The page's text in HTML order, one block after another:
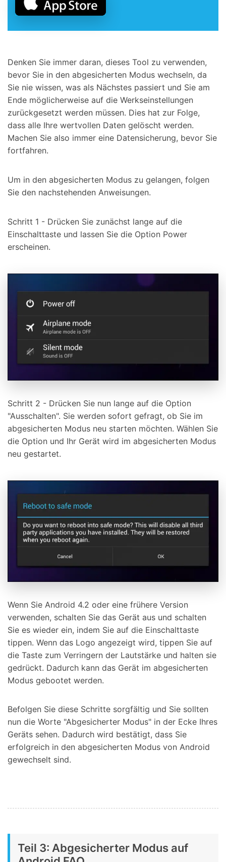
Denken Sie immer daran, dieses Tool zu verwenden,
bevor Sie in den abgesicherten Modus wechseln, da
Sie nie wissen, was als Nächstes passiert und Sie am
Ende möglicherweise auf die Werkseinstellungen
zurückgesetzt werden müssen. Dies hat zur Folge,
dass alle Ihre wertvollen Daten gelöscht werden.
Machen Sie also immer eine Datensicherung, bevor Sie
fortfahren.
Um in den abgesicherten Modus zu gelangen, folgen
Sie den nachstehenden Anweisungen.
Schritt 1 - Drücken Sie zunächst lange auf die
Einschalttaste und lassen Sie die Option Power
erscheinen.
Schritt 2 - Drücken Sie nun lange auf die Option
"Ausschalten". Sie werden sofort gefragt, ob Sie im
abgesicherten Modus neu starten möchten. Wählen Sie
die Option und Ihr Gerät wird im abgesicherten Modus
neu gestartet.
Wenn Sie Android 4.2 oder eine frühere Version
verwenden, schalten Sie das Gerät aus und schalten
Sie es wieder ein, indem Sie auf die Einschalttaste
tippen. Wenn das Logo angezeigt wird, tippen Sie auf
die Taste zum Verringern der Lautstärke und halten sie
gedrückt. Dadurch kann das Gerät im abgesicherten
Modus gebootet werden.
Befolgen Sie diese Schritte sorgfältig und Sie sollten
nun die Worte "Abgesicherter Modus" in der Ecke Ihres
Geräts sehen. Dadurch wird bestätigt, dass Sie
erfolgreich in den abgesicherten Modus von Android
gewechselt sind.
Teil 3: Abgesicherter Modus auf